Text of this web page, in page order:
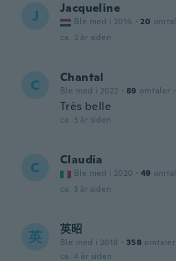
J Jacqueline
Ble med i 2016 · 20
ca. 3 år siden
C Chantal
Ble med i 2022 · 89 omtaler ·
Très belle
ca. 3 år siden
C Claudia
Ble med i 2020 · 49
ca. 3 år siden
英 英昭
Ble med i 2018 · 358 omtaler
ca. 4 år siden